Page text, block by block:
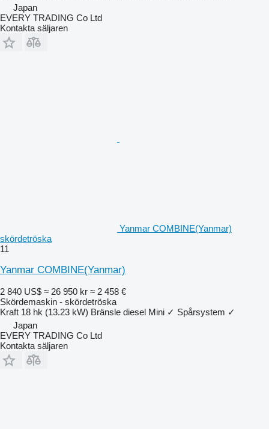
Japan
EVERY TRADING Co Ltd
Kontakta säljaren
Yanmar COMBINE(Yanmar)
skördetröska
11
Yanmar COMBINE(Yanmar)
2 840 US$ ≈ 26 950 kr ≈ 2 458 €
Skördemaskin - skördetröska
Kraft 18 hk (13.23 kW) Bränsle diesel Mini ✓ Spårsystem ✓
Japan
EVERY TRADING Co Ltd
Kontakta säljaren